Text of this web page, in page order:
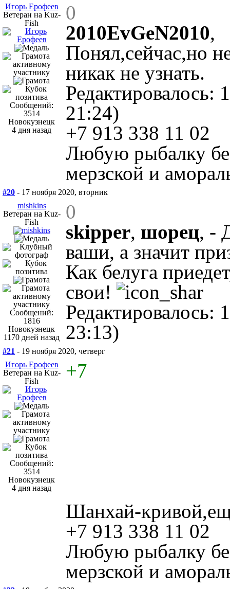
Игорь Ерофеев
Ветеран на Kuz-
Fish
Сообщений:
3514
Новокузнецк
4 дня назад
0
2010EvGeN2010,
Понял,сейчас,но
никак не узнать.
Редактировалось:
21:24)
+7 913 338 11 02
Любую рыбалку
мерзской и
#20 - 17 ноября 2020, вторник
mishkins
Ветеран на Kuz-
Fish
Сообщений:
1816
Новокузнецк
1170 дней назад
0
skipper, шорец, -
ваши, а значит
Как белуга
свои!
Редактировалось:
23:13)
#21 - 19 ноября 2020, четверг
Игорь Ерофеев
Ветеран на Kuz-
Fish
Сообщений:
3514
Новокузнецк
4 дня назад
+7
Шанхай-
+7 913 338 11 02
Любую рыбалку
мерзской и